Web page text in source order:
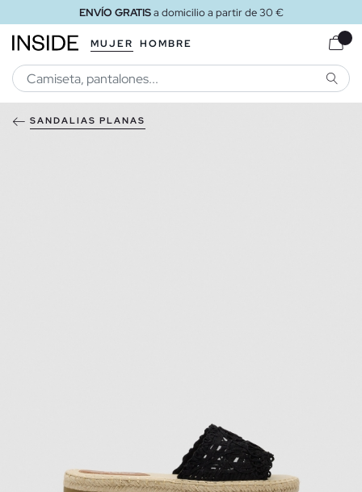
ENVÍO GRATISa domicilio a partir de 30 €
MUJER HOMBRE
SANDALIAS PLANAS